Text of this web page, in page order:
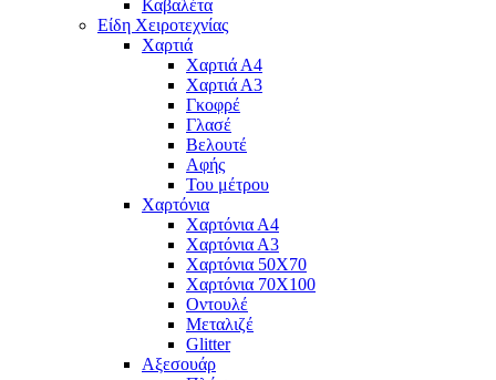
Καβαλέτα
Είδη Χειροτεχνίας
Χαρτιά
Χαρτιά Α4
Χαρτιά Α3
Γκοφρέ
Γλασέ
Βελουτέ
Αφής
Του μέτρου
Χαρτόνια
Χαρτόνια Α4
Χαρτόνια Α3
Χαρτόνια 50Χ70
Χαρτόνια 70Χ100
Οντουλέ
Μεταλιζέ
Glitter
Αξεσουάρ